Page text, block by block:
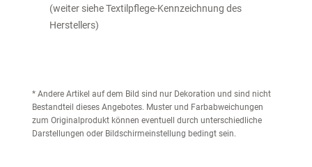
(weiter siehe Textilpflege-Kennzeichnung des
Herstellers)
* Andere Artikel auf dem Bild sind nur Dekoration und sind nicht
Bestandteil dieses Angebotes. Muster und Farbabweichungen
zum Originalprodukt können eventuell durch unterschiedliche
Darstellungen oder Bildschirmeinstellung bedingt sein.